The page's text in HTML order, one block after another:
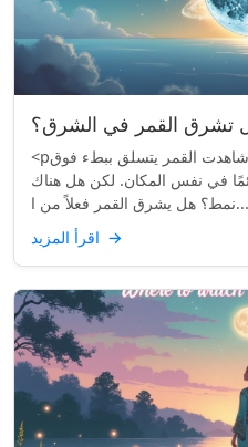
تشرق القمر في الشرق؟
<pربما نظرت إلى السماء ليلاً وشاهدت القمر يتسلق ببطء فوق
في نفس المكان. لكن هل هناك
نمط؟ هل يشرق القمر فعلاً من ا...
→